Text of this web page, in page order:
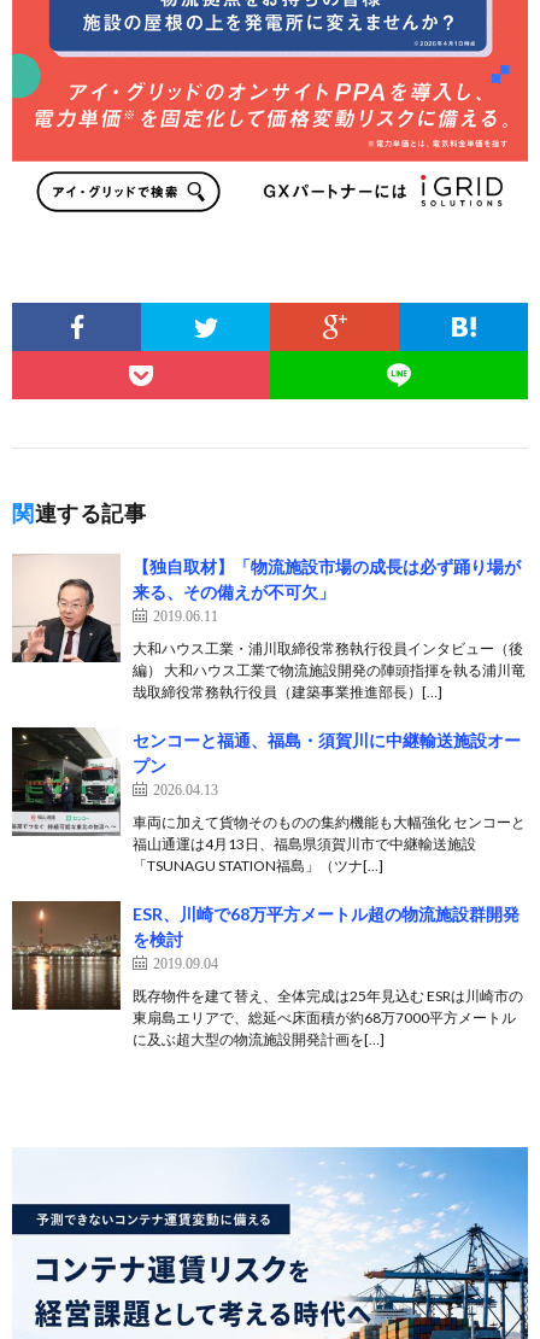
関連する記事
【独自取材】「物流施設市場の成長は必ず踊り場が
来る、その備えが不可欠」
2019.06.11
大和ハウス工業・浦川取締役常務執行役員インタビュー（後
編） 大和ハウス工業で物流施設開発の陣頭指揮を執る浦川竜
哉取締役常務執行役員（建築事業推進部長）[…]
センコーと福通、福島・須賀川に中継輸送施設オー
プン
2026.04.13
車両に加えて貨物そのものの集約機能も大幅強化 センコーと
福山通運は4月13日、福島県須賀川市で中継輸送施設
「TSUNAGU STATION福島」（ツナ[…]
ESR、川崎で68万平方メートル超の物流施設群開発
を検討
2019.09.04
既存物件を建て替え、全体完成は25年見込む ESRは川崎市の
東扇島エリアで、総延べ床面積が約68万7000平方メートル
に及ぶ超大型の物流施設開発計画を[…]